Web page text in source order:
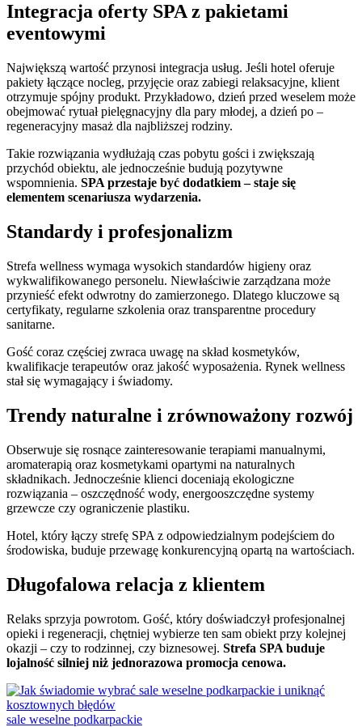
Integracja oferty SPA z pakietami
eventowymi
Największą wartość przynosi integracja usług. Jeśli hotel oferuje
pakiety łączące nocleg, przyjęcie oraz zabiegi relaksacyjne, klient
otrzymuje spójny produkt. Przykładowo, dzień przed weselem może
obejmować rytuał pielęgnacyjny dla pary młodej, a dzień po –
regeneracyjny masaż dla najbliższej rodziny.
Takie rozwiązania wydłużają czas pobytu gości i zwiększają
przychód obiektu, ale jednocześnie budują pozytywne
wspomnienia. SPA przestaje być dodatkiem – staje się
elementem scenariusza wydarzenia.
Standardy i profesjonalizm
Strefa wellness wymaga wysokich standardów higieny oraz
wykwalifikowanego personelu. Niewłaściwie zarządzana może
przynieść efekt odwrotny do zamierzonego. Dlatego kluczowe są
certyfikaty, regularne szkolenia oraz transparentne procedury
sanitarne.
Gość coraz częściej zwraca uwagę na skład kosmetyków,
kwalifikacje terapeutów oraz jakość wyposażenia. Rynek wellness
stał się wymagający i świadomy.
Trendy naturalne i zrównoważony rozwój
Obserwuje się rosnące zainteresowanie terapiami manualnymi,
aromaterapią oraz kosmetykami opartymi na naturalnych
składnikach. Jednocześnie klienci doceniają ekologiczne
rozwiązania – oszczędność wody, energooszczędne systemy
grzewcze czy ograniczenie plastiku.
Hotel, który łączy strefę SPA z odpowiedzialnym podejściem do
środowiska, buduje przewagę konkurencyjną opartą na wartościach.
Długofalowa relacja z klientem
Relaks sprzyja powrotom. Gość, który doświadczył profesjonalnej
opieki i regeneracji, chętniej wybierze ten sam obiekt przy kolejnej
okazji – czy to rodzinnej, czy biznesowej. Strefa SPA buduje
lojalność silniej niż jednorazowa promocja cenowa.
Categories:
sale weselne podkarpackie